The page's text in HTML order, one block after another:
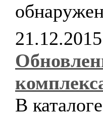
21.12.2015
В